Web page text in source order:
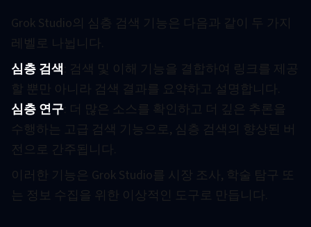
Grok Studio의 심층 검색 기능은 다음과 같이 두 가지
레벨로 나뉩니다.
심층 검색: 검색 및 이해 기능을 결합하여 링크를 제공
할 뿐만 아니라 검색 결과를 요약하고 설명합니다.
심층 연구: 더 많은 소스를 확인하고 더 깊은 추론을
수행하는 고급 검색 기능으로, 심층 검색의 향상된 버
전으로 간주됩니다.
이러한 기능은 Grok Studio를 시장 조사, 학술 탐구 또
는 정보 수집을 위한 이상적인 도구로 만듭니다.